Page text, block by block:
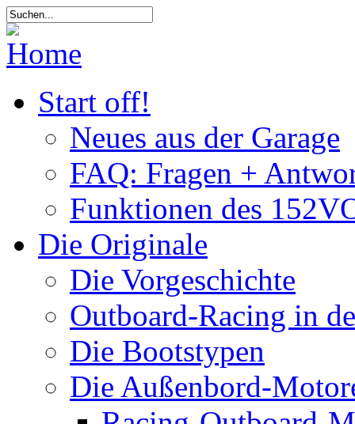
Start off!
Neues aus der Garage
FAQ: Fragen +
Funktionen des
Die Originale
Die Vorgeschichte
Outboard-Racing in
Die Bootstypen
Die Außenbord-